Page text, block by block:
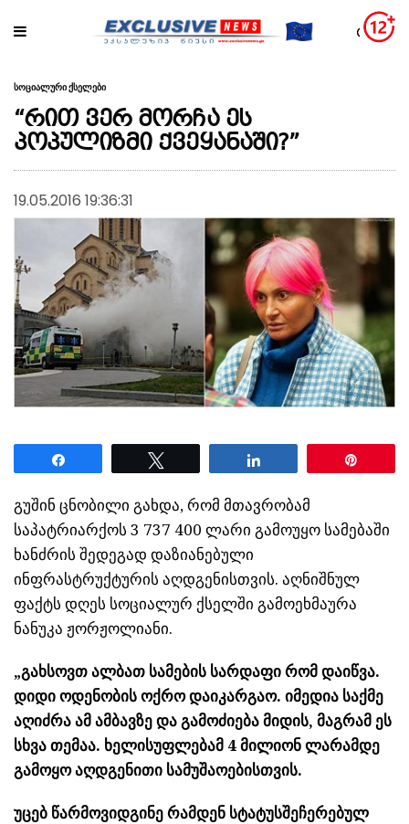
სოციალური ქსელები
“რით ვერ მორჩა ეს
პოპულიზმი ქვეყანაში?”
19.05.2016 19:36:31
გუშინ ცნობილი გახდა, რომ მთავრობამ
საპატრიარქოს 3 737 400 ლარი გამოუყო სამებაში
ხანძრის შედეგად დაზიანებული
ინფრასტრუქტურის აღდგენისთვის. აღნიშნულ
ფაქტს დღეს სოციალურ ქსელში გამოეხმაურა
ნანუკა ჟორჟოლიანი.
„გახსოვთ ალბათ სამების სარდაფი რომ დაიწვა.
დიდი ოდენობის ოქრო დაიკარგაო. იმედია საქმე
აღიძრა ამ ამბავზე და გამოძიება მიდის, მაგრამ ეს
სხვა თემაა. ხელისუფლებამ 4 მილიონ ლარამდე
გამოყო აღდგენითი სამუშაოებისთვის.
უცებ წარმოვიდგინე რამდენ სტატუსშეჩერებულ